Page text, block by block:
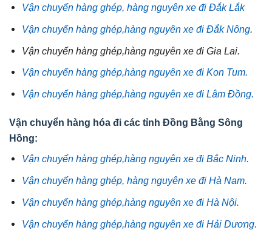
Vận chuyển hàng ghép, hàng nguyên xe đi Đắk Lắk
Vận chuyển hàng ghép,hàng nguyên xe đi Đắk Nông.
Vận chuyển hàng ghép,hàng nguyên xe đi Gia Lai.
Vận chuyển hàng ghép,hàng nguyên xe đi Kon Tum.
Vận chuyển hàng ghép,hàng nguyên xe đi Lâm Đồng.
Vận chuyển hàng hóa đi các tỉnh Đồng Bằng Sông
Hồng:
Vận chuyển hàng ghép,hàng nguyên xe đi Bắc Ninh.
Vận chuyển hàng ghép, hàng nguyên xe đi Hà Nam.
Vận chuyển hàng ghép,hàng nguyên xe đi Hà Nội.
Vận chuyển hàng ghép,hàng nguyên xe đi Hải Dương.